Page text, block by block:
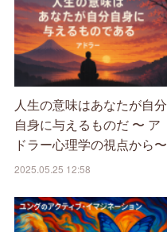
人生の意味はあなたが自分
自身に与えるものだ 〜 ア
ドラー心理学の視点から〜
2025.05.25 12:58